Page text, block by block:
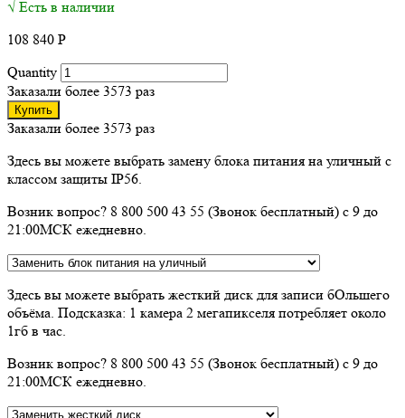
√ Есть в наличии
108 840 Р
Quantity
Заказали более 3573 раз
Купить
Заказали более 3573 раз
Здесь вы можете выбрать замену блока питания на уличный с
классом защиты IP56.
Возник вопрос? 8 800 500 43 55 (Звонок бесплатный) с 9 до
21:00МСК ежедневно.
Здесь вы можете выбрать жесткий диск для записи бОльшего
объёма. Подсказка: 1 камера 2 мегапикселя потребляет около
1гб в час.
Возник вопрос? 8 800 500 43 55 (Звонок бесплатный) с 9 до
21:00МСК ежедневно.